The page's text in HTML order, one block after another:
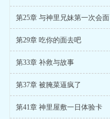
第25章 与神里兄妹第一次会面
第29章 吃你的面去吧
第33章 补救与故事
第37章 被腌菜逼疯了
第41章 神里屋敷一日体验卡